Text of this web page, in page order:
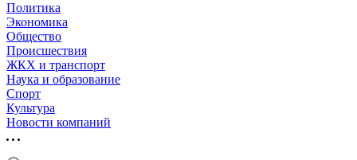
Политика
Экономика
Общество
Происшествия
ЖКХ и транспорт
Наука и образование
Спорт
Культура
Новости компаний